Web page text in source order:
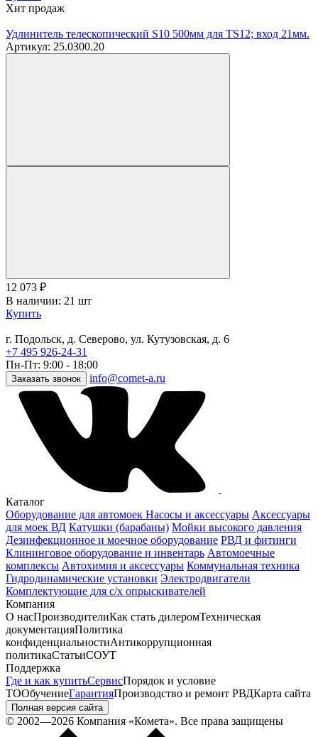
Хит продаж
Удлинитель телескопический S10 500мм для TS12; вход 21мм.
Артикул: 25.0300.20
12 073 ₽
В наличии: 21 шт
Купить
г. Подольск, д. Северово, ул. Кутузовская, д. 6
+7 495 926-24-31
Пн-Пт: 9:00 - 18:00
Заказать звонок info@comet-a.ru
Каталог
Оборудование для автомоек Насосы и аксессуары Аксессуары
для моек ВД Катушки (барабаны) Мойки высокого давления
Дезинфекционное и моечное оборудование РВД и фитинги
Клининговое оборудование и инвентарь Автомоечные
комплексы Автохимия и аксессуары Коммунальная техника
Гидродинамические установки Электродвигатели
Комплектующие для с/х опрыскивателей
Компания
О насПроизводителиКак стать дилеромТехническая
документацияПолитика
конфиденциальностиАнтикоррупционная
политикаСтатьиСОУТ
Поддержка
Где и как купитьСервисПорядок и условие
ТООбучениеГарантияПроизводство и ремонт РВДКарта сайта
Полная версия сайта
© 2002—2026 Компания «Комета». Все права защищены